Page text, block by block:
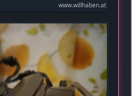
www.willhaben.at